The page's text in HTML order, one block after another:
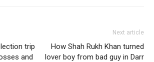
trip
and
Next article
How Shah Rukh Khan turned
lover boy from bad guy in Darr